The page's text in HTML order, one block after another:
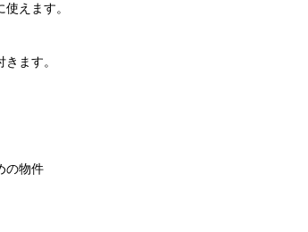
えます。
ます。
の物件